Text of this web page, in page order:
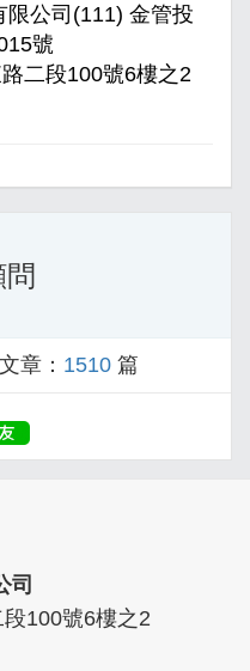
公司(111) 金管投
號
二段100號6樓之2
問
章： 1510 篇
司
100號6樓之2